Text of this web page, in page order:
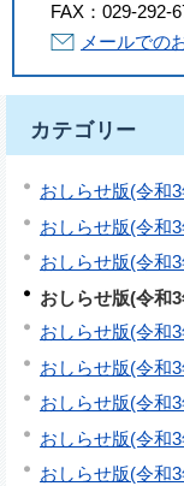
FAX： 029-292-
メールでの
カテゴリー
おしらせ版(令和
おしらせ版(令和
おしらせ版(令和
おしらせ版(令和
おしらせ版(令和
おしらせ版(令和
おしらせ版(令和
おしらせ版(令和
おしらせ版(令和